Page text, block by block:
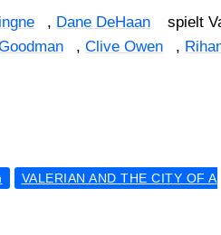
, Dane DeHa­an
spielt
, Cli­ve Owen ,
VALERIAN AND THE CITY OF A